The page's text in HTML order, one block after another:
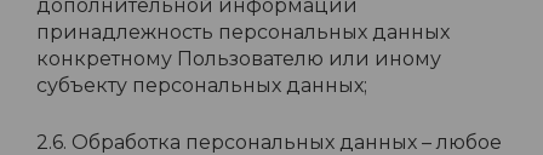
дополнительной информации
принадлежность персональных данных
конкретному Пользователю или иному
субъекту персональных данных;
2.6. Обработка персональных данных – любое